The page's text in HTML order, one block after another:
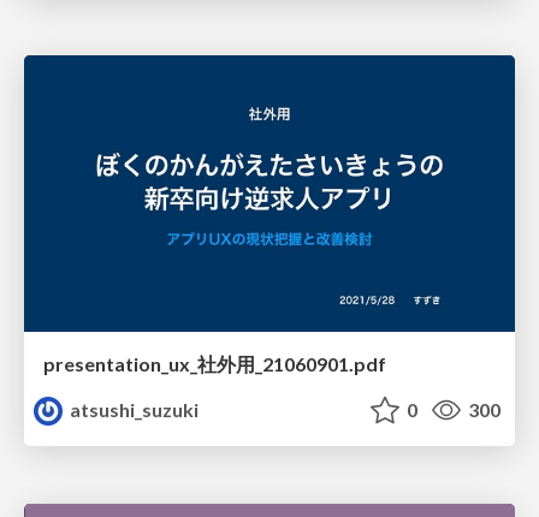
presentation_ux_社外用_21060901.pdf
atsushi_suzuki
0 300